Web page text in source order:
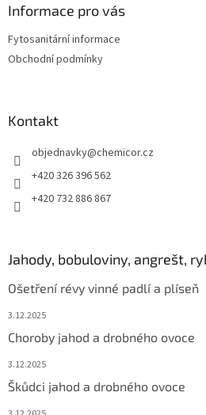
Informace pro vás
Fytosanitární informace
Obchodní podmínky
Kontakt
objednavky@chemicor.cz
+420 326 396 562
+420 732 886 867
Jahody, bobuloviny, angrešt,
Ošetření révy vinné padlí a plíseň
3.12.2025
Choroby jahod a drobného ovoce
3.12.2025
Škůdci jahod a drobného ovoce